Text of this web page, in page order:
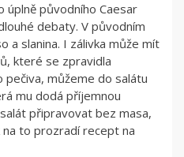
původního Caesar
debaty. V původním
a slanina. I zálivka může mít
které se zpravidla
můžeme do salátu
mu dodá příjemnou
připravovat bez masa,
na to prozradí recept na